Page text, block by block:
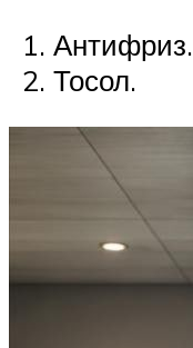
Антифриз.
Тосол.